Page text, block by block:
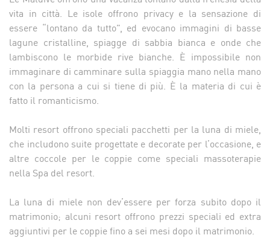
vita in città. Le isole offrono privacy e la sensazione di
essere “lontano da tutto”, ed evocano immagini di basse
lagune cristalline, spiagge di sabbia bianca e onde che
lambiscono le morbide rive bianche. È impossibile non
immaginare di camminare sulla spiaggia mano nella mano
con la persona a cui si tiene di più. È la materia di cui è
fatto il romanticismo.
Molti resort offrono speciali pacchetti per la luna di miele,
che includono suite progettate e decorate per l’occasione, e
altre coccole per le coppie come speciali massoterapie
nella Spa del resort.
La luna di miele non dev’essere per forza subito dopo il
matrimonio; alcuni resort offrono prezzi speciali ed extra
aggiuntivi per le coppie fino a sei mesi dopo il matrimonio.